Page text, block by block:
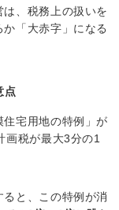
、税務上の扱いを
「大赤字」になる
点
宅用地の特例」が
画税が最大3分の1
と、この特例が消